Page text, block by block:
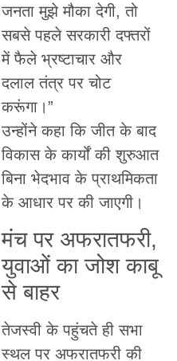
जनता मुझे मौका देगी, तो
सबसे पहले सरकारी दफ्तरों
में फैले भ्रष्टाचार और
दलाल तंत्र पर चोट
करूंगा।”
उन्होंने कहा कि जीत के बाद
विकास के कार्यों की शुरुआत
बिना भेदभाव के प्राथमिकता
के आधार पर की जाएगी।
मंच पर अफरातफरी,
युवाओं का जोश काबू
से बाहर
तेजस्वी के पहुंचते ही सभा
स्थल पर अफरातफरी की